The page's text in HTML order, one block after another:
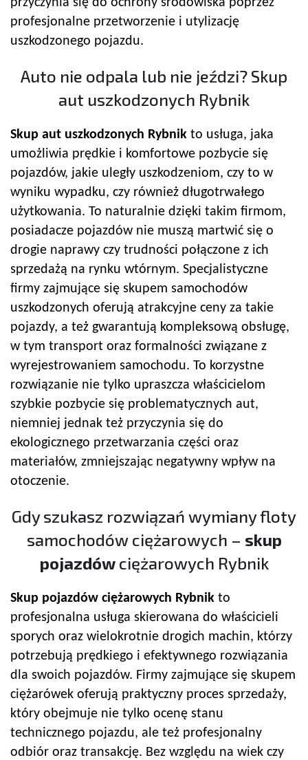
profesjonalne przetworzenie i utylizację
uszkodzonego pojazdu.
Auto nie odpala lub nie jeździ? Skup
aut uszkodzonych Rybnik
Skup aut uszkodzonych Rybnik to usługa, jaka
umożliwia prędkie i komfortowe pozbycie się
pojazdów, jakie uległy uszkodzeniom, czy to w
wyniku wypadku, czy również długotrwałego
użytkowania. To naturalnie dzięki takim firmom,
posiadacze pojazdów nie muszą martwić się o
drogie naprawy czy trudności połączone z ich
sprzedażą na rynku wtórnym. Specjalistyczne
firmy zajmujące się skupem samochodów
uszkodzonych oferują atrakcyjne ceny za takie
pojazdy, a też gwarantują kompleksową obsługę,
w tym transport oraz formalności związane z
wyrejestrowaniem samochodu. To korzystne
rozwiązanie nie tylko upraszcza właścicielom
szybkie pozbycie się problematycznych aut,
niemniej jednak też przyczynia się do
ekologicznego przetwarzania części oraz
materiałów, zmniejszając negatywny wpływ na
otoczenie.
Gdy szukasz rozwiązań wymiany floty
samochodów ciężarowych – skup
pojazdówciężarowych Rybnik
Skup pojazdów ciężarowych Rybnik to
profesjonalna usługa skierowana do właścicieli
sporych oraz wielokrotnie drogich machin, którzy
potrzebują prędkiego i efektywnego rozwiązania
dla swoich pojazdów. Firmy zajmujące się skupem
ciężarówek oferują praktyczny proces sprzedaży,
który obejmuje nie tylko ocenę stanu
technicznego pojazdu, ale też profesjonalny
odbiór oraz transakcję. Bez względu na wiek czy